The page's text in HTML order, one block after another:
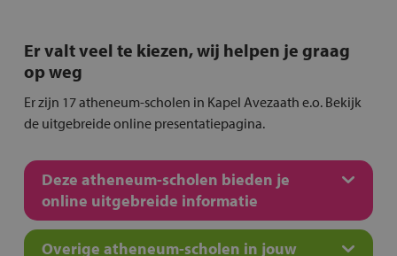
Er valt veel te kiezen, wij helpen je graag
op weg
Er zijn 17 atheneum-scholen in Kapel Avezaath e.o. Bekijk
de uitgebreide online presentatiepagina.
Deze atheneum-scholen bieden je
online uitgebreide informatie
Overige atheneum-scholen in jouw